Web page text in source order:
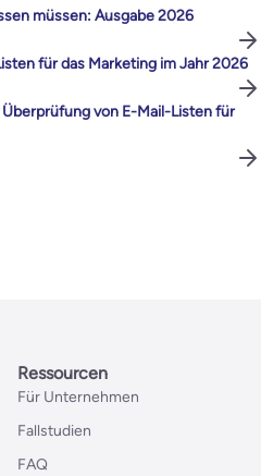
müssen: Ausgabe 2026
für das Marketing im Jahr 2026
von E-Mail-Listen für
Ressourcen
Für Unternehmen
Fallstudien
FAQ